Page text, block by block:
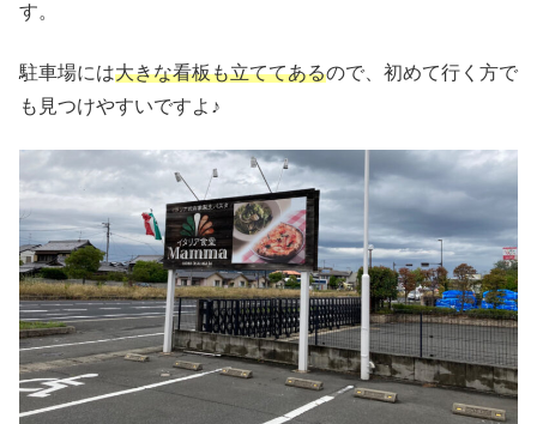
す。
駐車場には大きな看板も立ててあるので、初めて行く方で
も見つけやすいですよ♪